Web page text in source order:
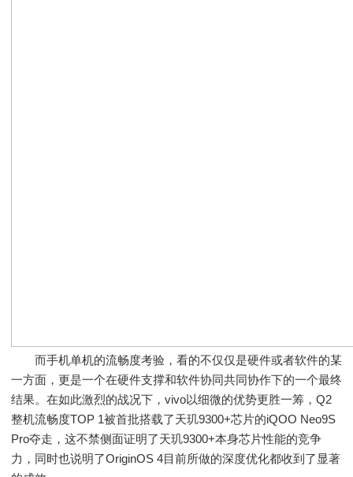
而手机单机的流畅度考验，看的不仅仅是硬件或者软件的某
一方面，更是一个在硬件支撑和软件协同共同协作下的一个最终
结果。在如此激烈的战况下，vivo以细微的优势更胜一筹，Q2
整机流畅度TOP 1被首批搭载了天玑9300+芯片的iQOO Neo9S
Pro夺走，这不禁侧面证明了天玑9300+本身芯片性能的竞争
力，同时也说明了OriginOS 4目前所做的深度优化都收到了显著